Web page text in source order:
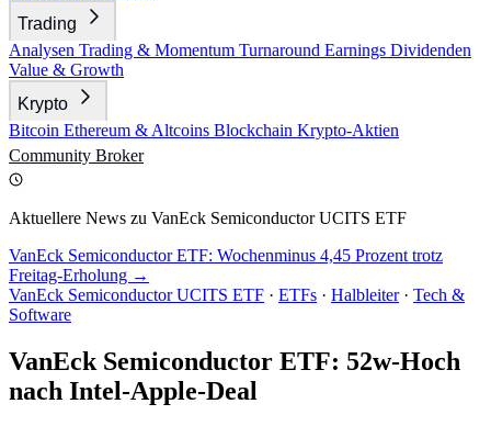
Trading
Analysen Trading & Momentum Turnaround Earnings Dividenden
Value & Growth
Krypto
Bitcoin Ethereum & Altcoins Blockchain Krypto-Aktien
Community Broker
Aktuellere News zu VanEck Semiconductor UCITS ETF
VanEck Semiconductor ETF: Wochenminus 4,45 Prozent trotz
Freitag-Erholung →
VanEck Semiconductor UCITS ETF · ETFs · Halbleiter · Tech &
Software
VanEck Semiconductor ETF: 52w-Hoch
nach Intel-Apple-Deal